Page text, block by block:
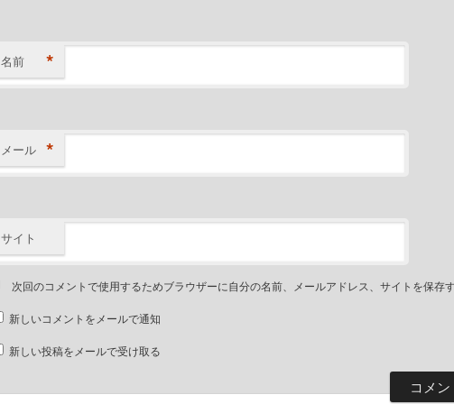
名前 *
メール *
サイト
次回のコメントで使用するためブラウザーに自分の名前、メールアドレス、サイトを保存
新しいコメントをメールで通知
新しい投稿をメールで受け取る